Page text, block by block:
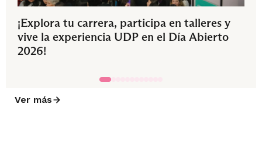
¡Explora tu carrera, participa en talleres y
vive la experiencia UDP en el Día Abierto
2026!
Ver más